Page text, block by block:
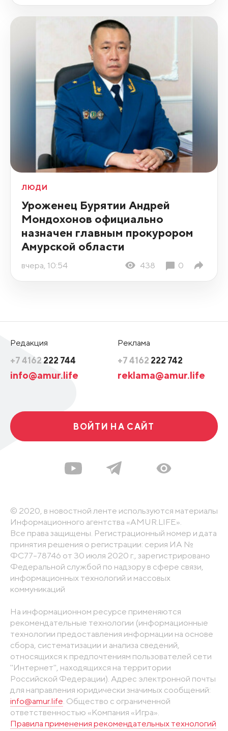
ЛЮДИ
Уроженец Бурятии Андрей
Мондохонов официально
назначен главным прокурором
Амурской области
вчера, 10:54 438 0
Редакция
+7 4162 222 744
info@amur.life
Реклама
+7 4162 222 742
reklama@amur.life
ВОЙТИ НА САЙТ
© 2020, в новостной ленте используются материалы
Информационного агентства «AMUR.LIFE».
Все права защищены. Регистрационный номер и дата
принятия решения о регистрации: серия ИА №
ФС77-78746 от 30 июля 2020 г., зарегистрировано
Федеральной службой по надзору в сфере связи,
информационных технологий и массовых
коммуникаций
На информационном ресурсе применяются
рекомендательные технологии (информационные
технологии предоставления информации на основе
сбора, систематизации и анализа сведений,
относящихся к предпочтениям пользователей сети
"Интернет", находящихся на территории
Российской Федерации). Адрес электронной почты
для направления юридически значимых сообщений:
info@amur.life . Общество с ограниченной
ответственностью «Компания «Игра».
Правила применения рекомендательных технологий